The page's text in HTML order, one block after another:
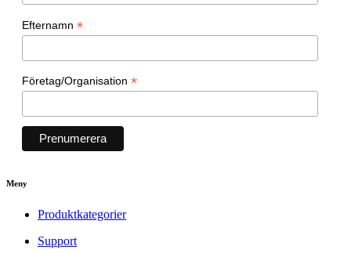
Efternamn *
Företag/Organisation *
Meny
Produktkategorier
Support